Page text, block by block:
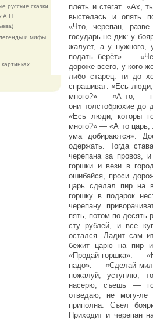
плеть и стегат. «Ах,
выстелась и опять
«Что, черепан,
государь не дик: у
жалует, а у нужного,
подать берёт». —
дороже всего, у кого
либо старец: ти до
спрашиват: «Есь люди,
много?» — «А то, —
они толстобрюхие до
«Есь люди, которы
много?» — «А то царь,
ума добираются».
одержать. Тогда
черепана за провоз,
горшки и вези в
ошибайся, проси
царь сделал пир на
горшку в подарок
черепану
пять, потом по десять
сту рублей, и все
остался. Ладит сам
бежит царю на пир и
«Продай горшка». —
надо». — «Сделай
пожалуй, уступлю,
насерю, съешь —
отведаю, не могу-ле
приполна. Съел
Приходит и черепан
русские сказки
А.Н.
и мифы
картинках